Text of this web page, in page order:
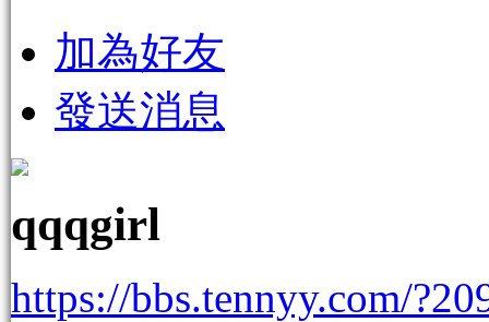
加為好友
發送消息
qqqgirl
https://bbs.tennyy.com/